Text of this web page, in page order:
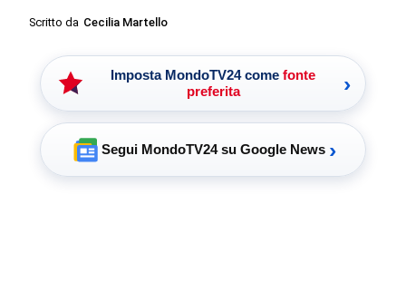
Scritto da Cecilia Martello
Imposta MondoTV24 come fonte
preferita
›
Segui MondoTV24 su Google News ›